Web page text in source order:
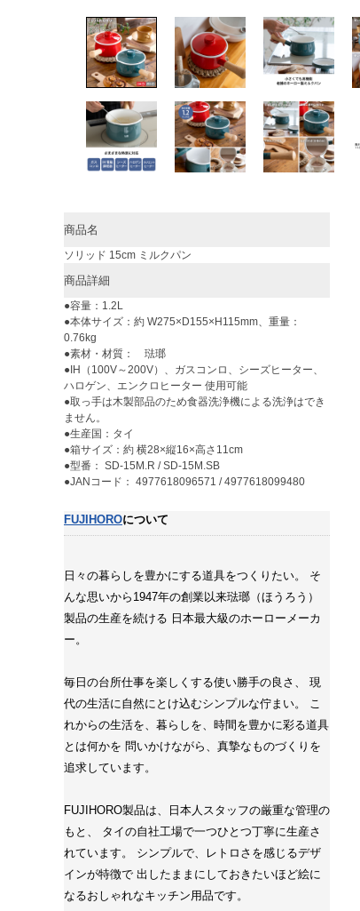
商品名
ソリッド 15cm ミルクパン
商品詳細
●容量：1.2L
●本体サイズ：約 W275×D155×H115mm、重量：
0.76kg
●素材・材質： 琺瑯
●IH（100V～200V）、ガスコンロ、シーズヒーター、
ハロゲン、エンクロヒーター 使用可能
●取っ手は木製部品のため食器洗浄機による洗浄はでき
ません。
●生産国：タイ
●箱サイズ：約 横28×縦16×高さ11cm
●型番： SD-15M.R / SD-15M.SB
●JANコード： 4977618096571 / 4977618099480
FUJIHOROについて
日々の暮らしを豊かにする道具をつくりたい。 そ
んな思いから1947年の創業以来琺瑯（ほうろう）
製品の生産を続ける 日本最大級のホーローメーカ
ー。
毎日の台所仕事を楽しくする使い勝手の良さ、 現
代の生活に自然にとけ込むシンプルな佇まい。 こ
れからの生活を、暮らしを、時間を豊かに彩る道具
とは何かを 問いかけながら、真摯なものづくりを
追求しています。
FUJIHORO製品は、日本人スタッフの厳重な管理の
もと、 タイの自社工場で一つひとつ丁寧に生産さ
れています。 シンプルで、レトロさを感じるデザ
インが特徴で 出したままにしておきたいほど絵に
なるおしゃれなキッチン用品です。